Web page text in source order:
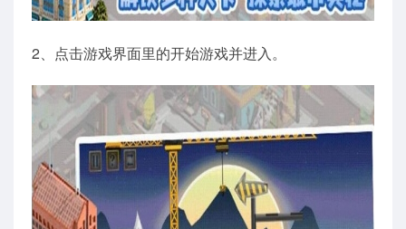
2、点击游戏界面里的开始游戏并进入。